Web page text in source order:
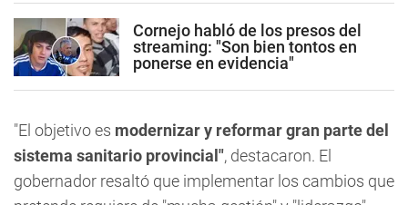
Cornejo habló de los presos del
streaming: "Son bien tontos en
ponerse en evidencia"
"El objetivo es modernizar y reformar gran parte del
sistema sanitario provincial", destacaron. El
gobernador resaltó que implementar los cambios que